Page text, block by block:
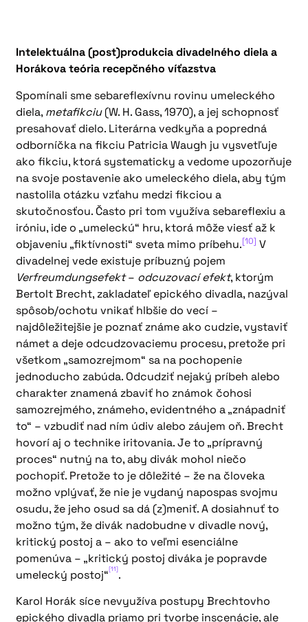
Intelektuálna (post)produkcia divadelného diela a
Horákova teória recepčného víťazstva
Spomínali sme sebareflexívnu rovinu umeleckého
diela, metafikciu(W. H. Gass, 1970), a jej schopnosť
presahovať dielo. Literárna vedkyňa a popredná
odborníčka na fikciu Patricia Waugh ju vysvetľuje
ako fikciu, ktorá systematicky a vedome upozorňuje
na svoje postavenie ako umeleckého diela, aby tým
nastolila otázku vzťahu medzi fikciou a
skutočnosťou. Často pri tom využíva sebareflexiu a
iróniu, ide o „umeleckú“ hru, ktorá môže viesť až k
objaveniu „fiktívnosti“ sveta mimo príbehu.[10] V
divadelnej vede existuje príbuzný pojem
Verfreumdungsefekt– odcuzovací efekt, ktorým
Bertolt Brecht, zakladateľ epického divadla, nazýval
spôsob/ochotu vnikať hlbšie do vecí –
najdôležitejšie je poznať známe ako cudzie, vystaviť
námet a deje odcudzovaciemu procesu, pretože pri
všetkom „samozrejmom“ sa na pochopenie
jednoducho zabúda. Odcudziť nejaký príbeh alebo
charakter znamená zbaviť ho známok čohosi
samozrejmého, známeho, evidentného a „znápadniť
to“ – vzbudiť nad ním údiv alebo záujem oň. Brecht
hovorí aj o technike iritovania. Je to „prípravný
proces“ nutný na to, aby divák mohol niečo
pochopiť. Pretože to je dôležité – že na človeka
možno vplývať, že nie je vydaný napospas svojmu
osudu, že jeho osud sa dá (z)meniť. A dosiahnuť to
možno tým, že divák nadobudne v divadle nový,
kritický postoj a – ako to veľmi esenciálne
pomenúva – „kritický postoj diváka je popravde
umelecký postoj“[11].
Karol Horák síce nevyužíva postupy Brechtovho
epického divadla priamo pri tvorbe inscenácie, ale